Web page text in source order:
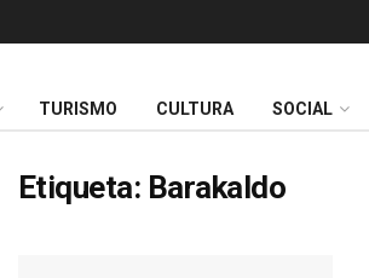
TURISMO CULTURA SOCIAL
Etiqueta: Barakaldo